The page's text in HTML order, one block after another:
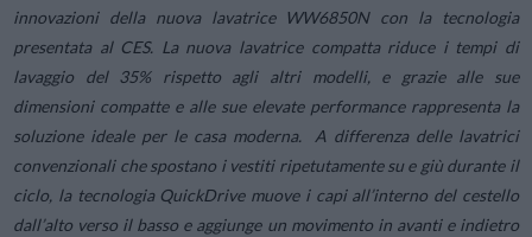
innovazioni della nuova lavatrice WW6850N con la tecnologia
presentata al CES. La nuova lavatrice compatta riduce i tempi di
lavaggio del 35% rispetto agli altri modelli, e grazie alle sue
dimensioni compatte e alle sue elevate performance rappresenta la
soluzione ideale per le casa moderna. A differenza delle lavatrici
convenzionali che spostano i vestiti ripetutamente su e giù durante il
ciclo, la tecnologia QuickDrive muove i capi all’interno del cestello
dall’alto verso il basso e aggiunge un movimento in avanti e indietro